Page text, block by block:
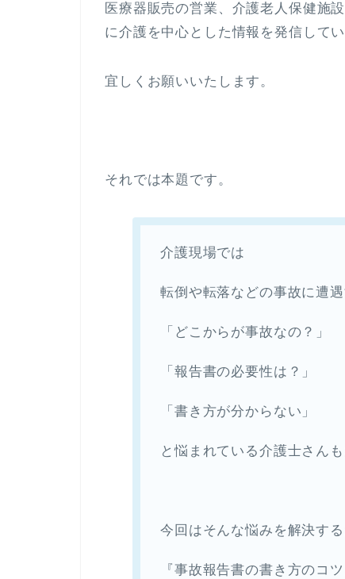
医療器販売の営業、介護老人保健施
に介護を中心とした情報を発信してい
宜しくお願いいたします。
それでは本題です。
介護現場では
転倒や転落などの事故に遭
「どこからが事故なの？」
「報告書の必要性は？」
「書き方が分からない」
と悩まれている介護士さん
今回はそんな悩みを解決す
『事故報告書の書き方のコツ